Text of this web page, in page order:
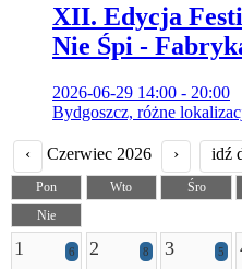
XII. Edycja
Nie Śpi -
2026-06-29 14:00 - 20:00
Bydgoszcz, różne
‹ Czerwiec 2026 › idź
Pon Wto Śro
Nie
1 6 2 8 3 5